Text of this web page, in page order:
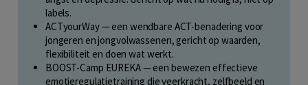
labels.
ACTyourWay — een wendbare ACT-benadering voor
jongeren en jongvolwassenen, gericht op waarden,
flexibiliteit en doen wat werkt.
BOOST-Camp EUREKA — een bewezen effectieve
emotieregulatietraining die veerkracht, zelfbeeld en